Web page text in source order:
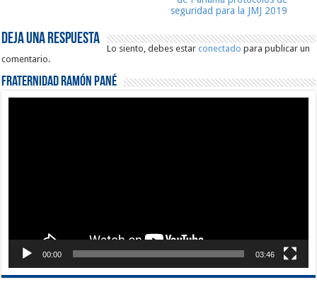
seguridad para la JMJ 2019
Deja una respuesta
Lo siento, debes estarconectado para publicar un
comentario.
Fraternidad Ramón Pané
00:00 03:46